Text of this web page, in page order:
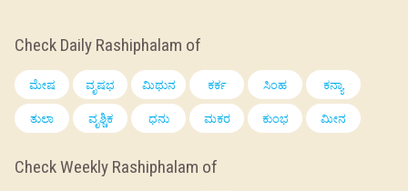
Check Daily Rashiphalam of
ಮೇಷ ವೃಷಭ ಮಿಥುನ ಕರ್ಕ ಸಿಂಹ ಕನ್ಯಾ
ತುಲಾ ವೃಶ್ಚಿಕ ಧನು ಮಕರ ಕುಂಭ ಮೀನ
Check Weekly Rashiphalam of